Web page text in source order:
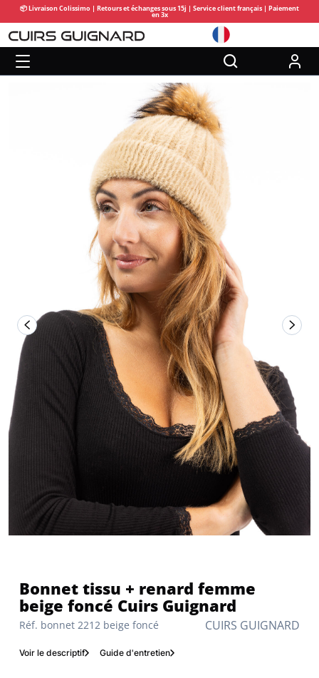
📦 Livraison Colissimo | Retours et échanges sous 15j | Service client français | Paiement
en 3x
CUIRS GUIGNARD
Réf. bonnet 2212 beige foncé
Bonnet tissu + renard femme
beige foncé Cuirs Guignard
Voir le descriptif Guide d'entretien